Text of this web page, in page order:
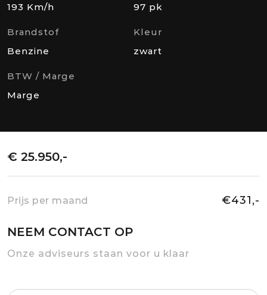
193 Km/h
97 pk
Brandstof
Benzine
Kleur
zwart
BTW / Marge
Marge
€ 25.950,-
Prijs per maand €431,-
NEEM CONTACT OP
Onze adviseurs staan voor u klaar